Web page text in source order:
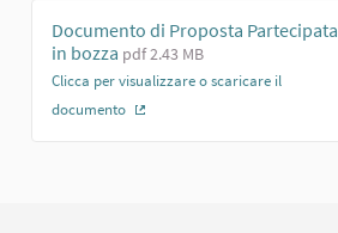
Documento di Proposta Partecipata
in bozza pdf 2.43 MB
Clicca per visualizzare o scaricare il
documento